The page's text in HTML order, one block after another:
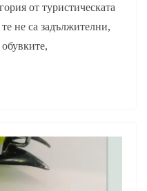
от туристическата
не са задължителни,